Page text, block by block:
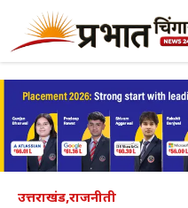
content
उत्तराखंड,राजनीती